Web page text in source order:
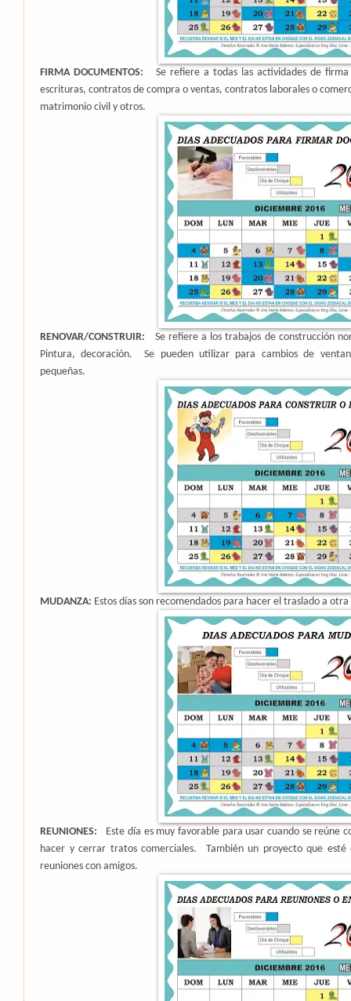
FIRMA DOCUMENTOS:
Se refiere a todas las actividades de
escrituras, contratos de compra o ventas, contratos laborales o
matrimonio civil y otros.
RENOVAR/CONSTRUIR:
Se refiere a los trabajos de construcción
Pintura, decoración.
Se pueden utilizar para cambios de
pequeñas.
MUDANZA: Estos días son recomendados para hacer el traslado a
REUNIONES:
Este día es muy favorable para usar cuando se reúne
hacer y cerrar tratos comerciales.
También un proyecto que
reuniones con amigos.